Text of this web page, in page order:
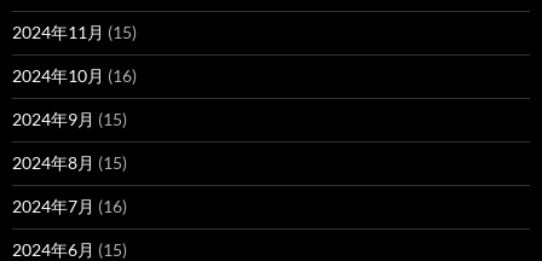
2024年11月 (15)
2024年10月 (16)
2024年9月 (15)
2024年8月 (15)
2024年7月 (16)
2024年6月 (15)